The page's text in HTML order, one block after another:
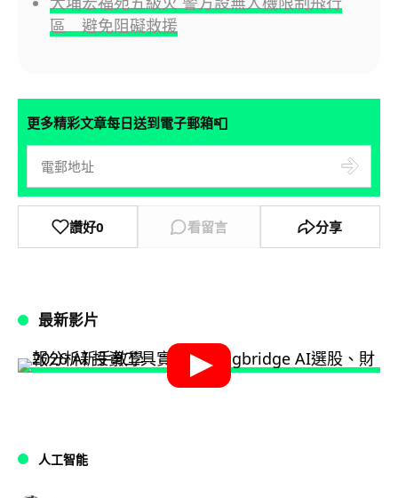
區 避免阻礙救援
更多精彩文章每日送到電子郵箱📮
讚好0 看留言 分享
最新影片
人工智能